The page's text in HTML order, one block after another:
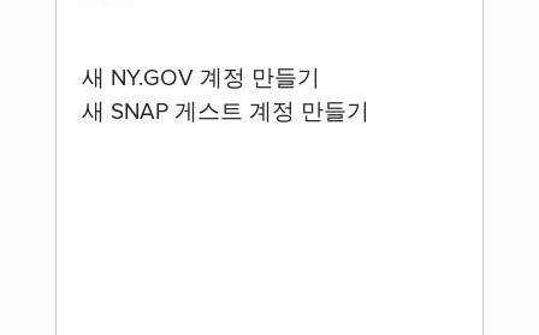
새 NY.GOV 계정 만들기
새 SNAP 게스트 계정 만들기